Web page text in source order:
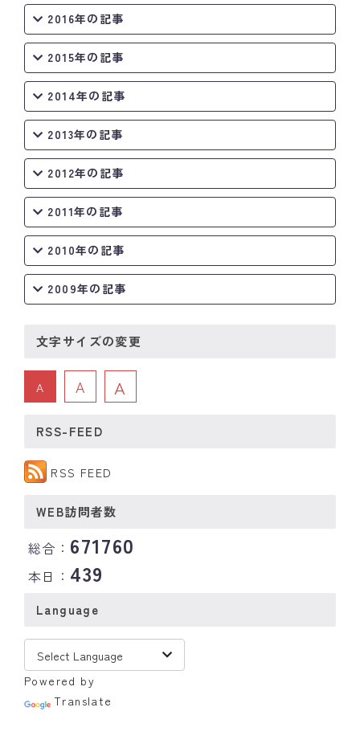
2016年の記事
2015年の記事
2014年の記事
2013年の記事
2012年の記事
2011年の記事
2010年の記事
2009年の記事
文字サイズの変更
A A A
RSS-FEED
RSS FEED
WEB訪問者数
総合： 671760
本日： 439
Language
Powered by
Translate